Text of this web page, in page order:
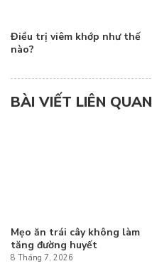
Điều trị viêm khớp như thế
nào?
BÀI VIẾT LIÊN QUAN
Mẹo ăn trái cây không làm
tăng đường huyết
8 Tháng 7, 2026